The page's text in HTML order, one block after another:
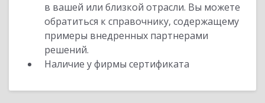
в вашей или близкой отрасли. Вы можете
обратиться к справочнику, содержащему
примеры внедренных партнерами
решений.
Наличие у фирмы сертификата